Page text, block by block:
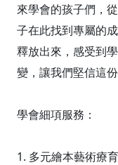
來學會的孩子們，
子在此找到專屬的
釋放出來，感受到
變，讓我們堅信這份
學會細項服務：
1. 多元繪本藝術療